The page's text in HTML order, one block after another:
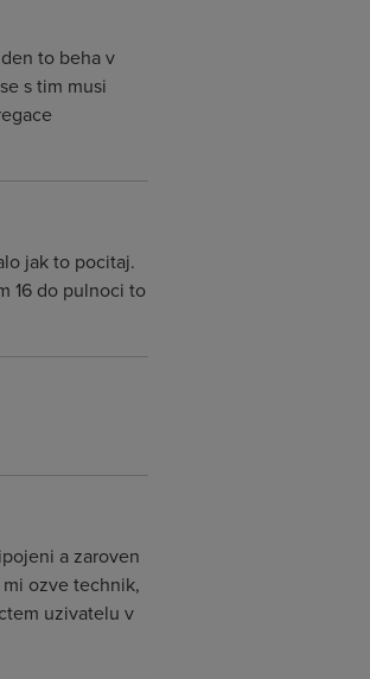
to beha v
s tim musi
jak to pocitaj.
16 do pulnoci to
a zaroven
ozve technik,
uzivatelu v